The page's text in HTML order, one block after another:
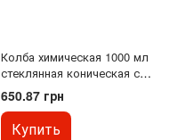
Колба химическая 1000 мл
стеклянная коническая с
широким горлом Колба КН-3-
1000-42 ТС ГОСТ 25336-8
650.87 грн
Купить